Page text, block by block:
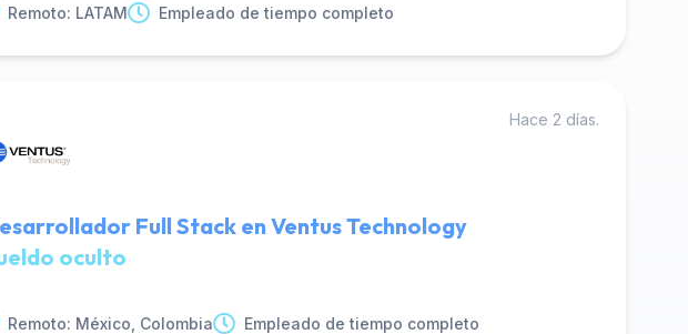
Remoto: LATAM Empleado de tiempo completo
Hace 2 días.
Full Stack en Ventus Technology
oculto
Remoto: México, Colombia Empleado de tiempo completo